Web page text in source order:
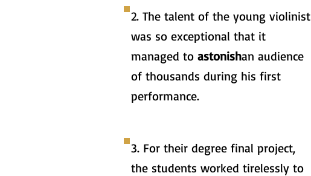
2. The talent of the young violinist
was so exceptional that it
managed to astonishan audience
of thousands during his first
performance.
3. For their degree final project,
the students worked tirelessly to